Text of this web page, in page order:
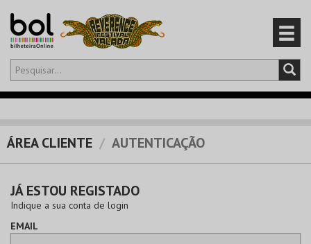
Olá,iniciar sessão
EVENTOS
CARTÕES
PRODUTOS
ÁREA CLIENTE AUTENTICAÇÃO
JÁ ESTOU REGISTADO
Indique a sua conta de login
EMAIL